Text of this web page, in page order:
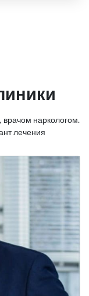
врачом наркологом.
лечения